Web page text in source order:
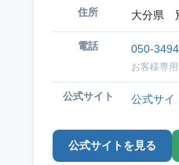
住所 大分県
電話 050-
お客様専
公式サイト 公式サイ
公式サイトを見る